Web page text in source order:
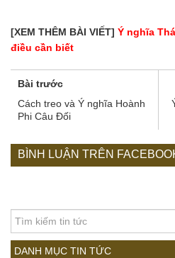
[XEM THÊM BÀI VIẾT] Ý nghĩa
điều cần biết
Bài trước
Cách treo và Ý nghĩa Hoành
Phi Câu Đối
BÌNH LUẬN TRÊN
DANH MỤC TIN TỨC